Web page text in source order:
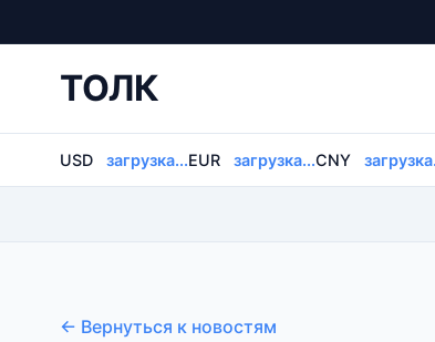
ТОЛК
USD загрузка...EUR загрузка...CNY
← Вернуться к новостям